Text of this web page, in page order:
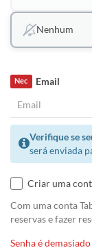
Nenhum
Email
Nec
Verifique se
será enviada
Criar uma
Com uma conta
reservas e fazer
Senha é